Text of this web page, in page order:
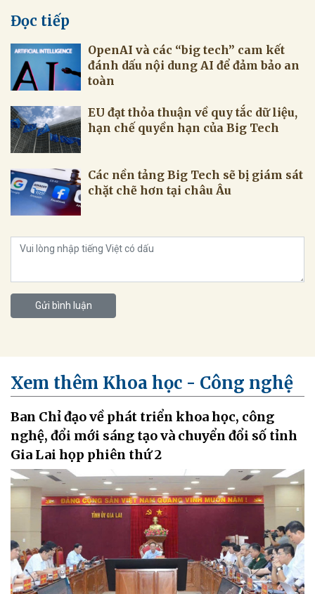
Đọc tiếp
OpenAI và các “big tech” cam kết
đánh dấu nội dung AI để đảm bảo an
toàn
EU đạt thỏa thuận về quy tắc dữ liệu,
hạn chế quyền hạn của Big Tech
Các nền tảng Big Tech sẽ bị giám sát
chặt chẽ hơn tại châu Âu
Gửi bình luận
Xem thêm Khoa học - Công nghệ
Ban Chỉ đạo về phát triển khoa học, công
nghệ, đổi mới sáng tạo và chuyển đổi số tỉnh
Gia Lai họp phiên thứ 2